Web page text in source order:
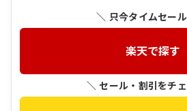
＼ 只今タイムセー
楽天で探す
＼ セール・割引をチ